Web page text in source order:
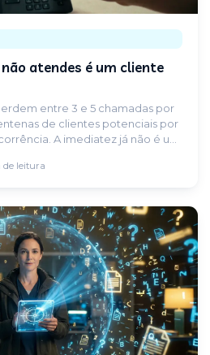
atendes é um cliente
entre 3 e 5 chamadas por
de clientes potenciais por
A imediatez já não é um
de leitura